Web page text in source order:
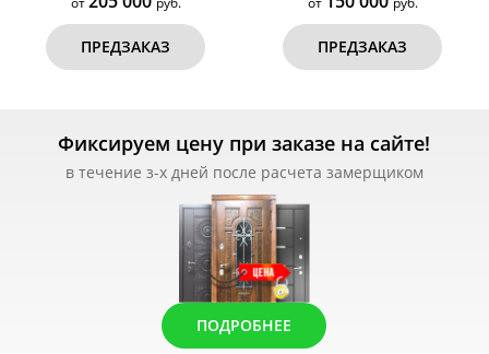
ПРЕДЗАКАЗ ПРЕДЗАКАЗ
Фиксируем цену при заказе на сайте!
в течение з-х дней после расчета замерщиком
ПОДРОБНЕЕ